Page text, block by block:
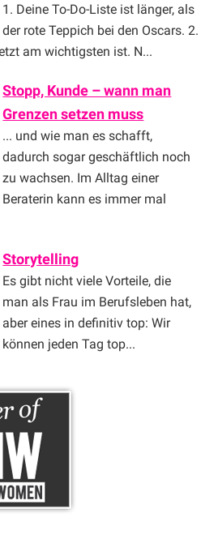
1. Deine To-Do-Liste ist länger, als
der rote Teppich bei den Oscars. 2.
am wichtigsten ist. N...
Stopp, Kunde – wann man
Grenzen setzen muss
... und wie man es schafft,
dadurch sogar geschäftlich noch
zu wachsen. Im Alltag einer
Beraterin kann es immer mal
Storytelling
Es gibt nicht viele Vorteile, die
man als Frau im Berufsleben hat,
aber eines in definitiv top: Wir
können jeden Tag top...